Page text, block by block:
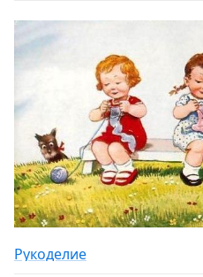
Рукоделие